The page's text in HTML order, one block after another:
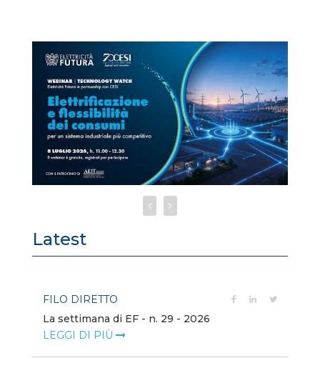
Latest
FILO DIRETTO
La settimana di EF - n. 29 - 2026
LEGGI DI PIÙ